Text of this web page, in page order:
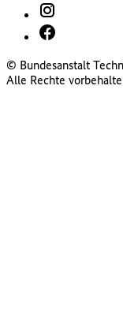
© Bundesanstalt
Alle Rechte